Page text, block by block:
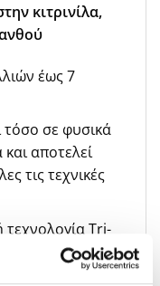
κιτρινίλα,
έως 7
τόσο σε φυσικά
αποτελεί
τις τεχνικές
τεχνολογία Tri-
ανεπιθύμητες